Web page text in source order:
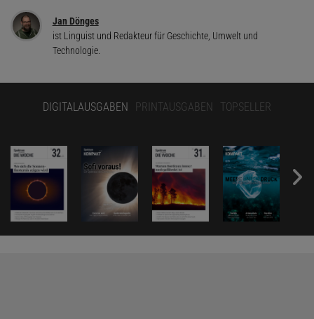
Jan Dönges
ist Linguist und Redakteur für Geschichte, Umwelt und
Technologie.
DIGITALAUSGABEN PRINTAUSGABEN TOPSELLER